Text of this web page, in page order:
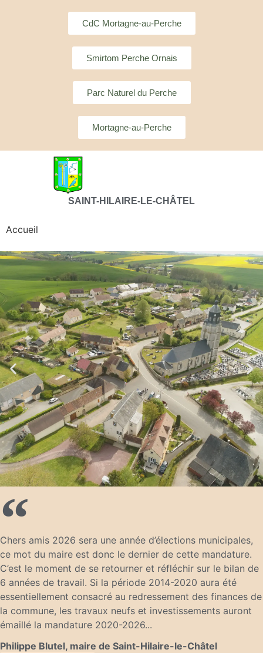
CdC Mortagne-au-Perche
Smirtom Perche Ornais
Parc Naturel du Perche
Mortagne-au-Perche
SAINT-HILAIRE-LE-CHÂTEL
Accueil
Chers amis 2026 sera une année d’élections municipales,
ce mot du maire est donc le dernier de cette mandature.
C’est le moment de se retourner et réfléchir sur le bilan de
6 années de travail. Si la période 2014-2020 aura été
essentiellement consacré au redressement des finances de
la commune, les travaux neufs et investissements auront
émaillé la mandature 2020-2026...
Philippe Blutel, maire de Saint-Hilaire-le-Châtel